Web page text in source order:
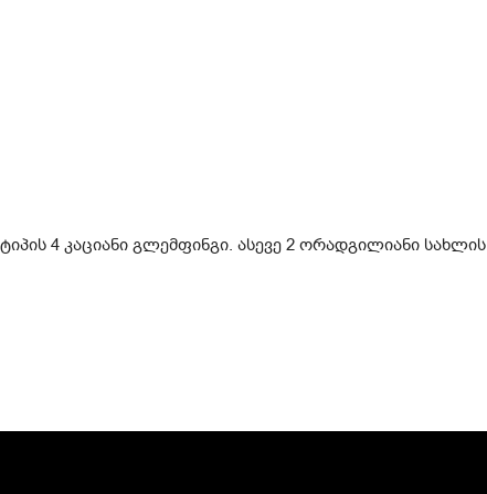
4 კაციანი გლემფინგი. ასევე 2 ორადგილიანი სახლის